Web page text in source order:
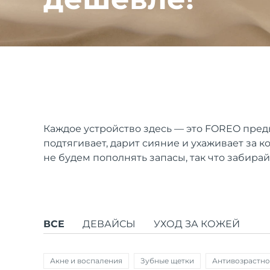
Каждое устройство здесь — это FOREO
подтягивает, дарит сияние и ухаживает за
не будем пополнять запасы, так что
ВСЕ ДЕВАЙСЫ УХОД ЗА КОЖЕЙ
Акне и воспаления Зубные щетки
issa™ Teeth Whitening Set
ПОДАРКИ И НАБОРЫ